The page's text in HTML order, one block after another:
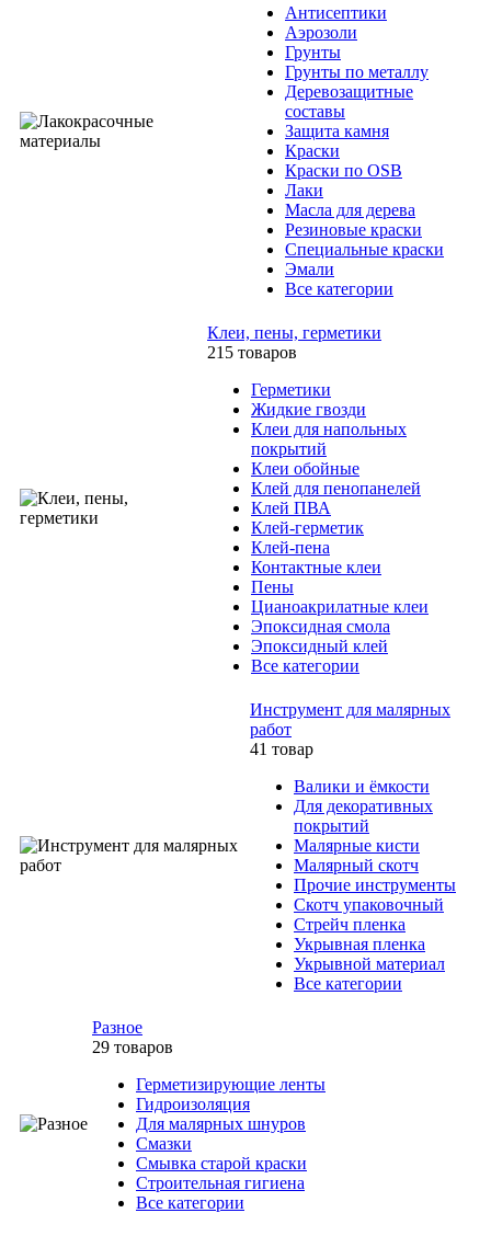
Антисептики
Аэрозоли
Грунты
Грунты по металлу
Деревозащитные
составы
Защита камня
Краски
Краски по OSB
Лаки
Масла для дерева
Резиновые краски
Специальные краски
Эмали
Все категории
Клеи, пены, герметики
215 товаров
Герметики
Жидкие гвозди
Клеи для напольных
покрытий
Клеи обойные
Клей для пенопанелей
Клей ПВА
Клей-герметик
Клей-пена
Контактные клеи
Пены
Цианоакрилатные клеи
Эпоксидная смола
Эпоксидный клей
Все категории
Инструмент для малярных
работ
41 товар
Валики и ёмкости
Для декоративных
покрытий
Малярные кисти
Малярный скотч
Прочие инструменты
Скотч упаковочный
Стрейч пленка
Укрывная пленка
Укрывной материал
Все категории
Разное
29 товаров
Герметизирующие ленты
Гидроизоляция
Для малярных шнуров
Смазки
Смывка старой краски
Строительная гигиена
Все категории